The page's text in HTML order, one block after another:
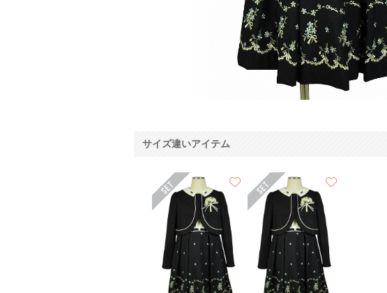
サイズ違いアイテム